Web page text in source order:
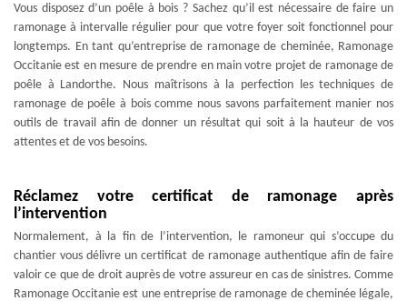
Vous disposez d’un poêle à bois ? Sachez qu’il est nécessaire de faire un
ramonage à intervalle régulier pour que votre foyer soit fonctionnel pour
longtemps. En tant qu’entreprise de ramonage de cheminée, Ramonage
Occitanie est en mesure de prendre en main votre projet de ramonage de
poêle à Landorthe. Nous maîtrisons à la perfection les techniques de
ramonage de poêle à bois comme nous savons parfaitement manier nos
outils de travail afin de donner un résultat qui soit à la hauteur de vos
attentes et de vos besoins.
Réclamez votre certificat de ramonage après
l’intervention
Normalement, à la fin de l’intervention, le ramoneur qui s’occupe du
chantier vous délivre un certificat de ramonage authentique afin de faire
valoir ce que de droit auprès de votre assureur en cas de sinistres. Comme
Ramonage Occitanie est une entreprise de ramonage de cheminée légale,